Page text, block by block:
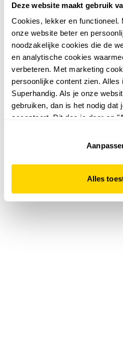
Deze website maakt gebruik
Cookies, lekker en functioneel.
onze website beter en
noodzakelijke cookies die de
en analytische cookies
verbeteren. Met marketing
persoonlijke content zien. Alles
Superhandig. Als je onze
gebruiken, dan is het nodig dat
accepteert. Dit doe je door op
website niet optimaal
Alles